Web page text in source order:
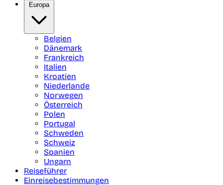
Europa
Belgien
Dänemark
Frankreich
Italien
Kroatien
Niederlande
Norwegen
Österreich
Polen
Portugal
Schweden
Schweiz
Spanien
Ungarn
Reiseführer
Einreisebestimmungen